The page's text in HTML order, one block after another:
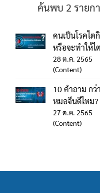
ค้นพบ 2 รายก
คนเป็นโรคไต
หรือจะทำให้ไ
28 ต.ค. 2565
(Content)
10 คำถาม กว่
หมอจีนดีไหม?
27 ต.ค. 2565
(Content)